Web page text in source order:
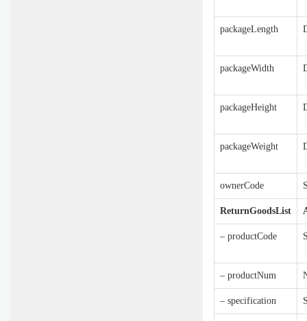
packageLength
packageWidth
packageHeight
packageWeight
ownerCode
ReturnGoodsList
– productCode
– productNum
– specification